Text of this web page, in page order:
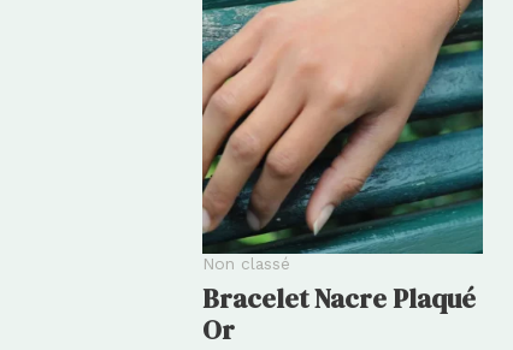
Non classé
Bracelet Nacre Plaqué
Or